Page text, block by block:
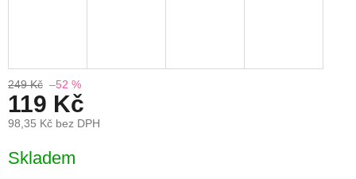
249 Kč –52 %
119 Kč
98,35 Kč bez DPH
cena:
Skladem